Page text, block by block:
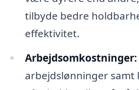
tilbyde bedre
effektivitet.
Arbejdsomkostninger:
arbejdslønninger samt